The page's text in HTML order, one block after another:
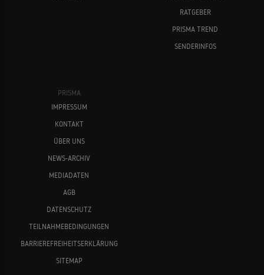
RATGEBER
PRISMA TREND
SENDERINFOS
PRISMA
IMPRESSUM
KONTAKT
ÜBER UNS
NEWS-ARCHIV
MEDIADATEN
AGB
DATENSCHUTZ
TEILNAHMEBEDINGUNGEN
BARRIEREFREIHEITSERKLÄRUNG
SITEMAP